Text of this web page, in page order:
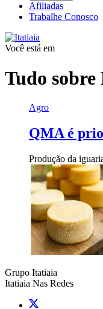
Afiliadas
Trabalhe Conosco
Você está em
Tudo sobre
Agro
QMA é
Produção da
Grupo Itatiaia
Itatiaia Nas Redes